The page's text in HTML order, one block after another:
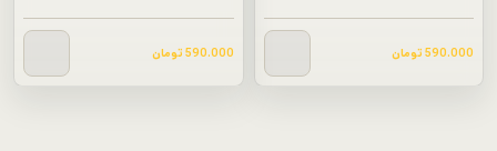
590.000تومان 590.000تومان